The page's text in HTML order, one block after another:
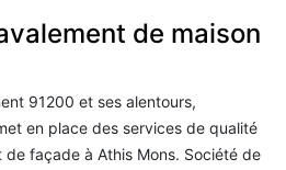
de maison
91200 et ses alentours,
en place des services de qualité
de façade à Athis Mons. Société de